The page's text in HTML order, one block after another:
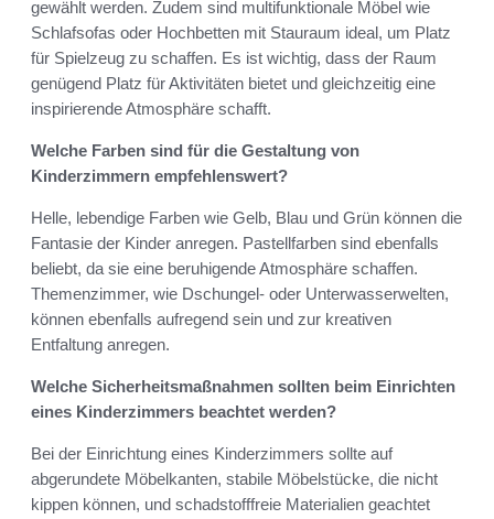
gewählt werden. Zudem sind multifunktionale Möbel wie
Schlafsofas oder Hochbetten mit Stauraum ideal, um Platz
für Spielzeug zu schaffen. Es ist wichtig, dass der Raum
genügend Platz für Aktivitäten bietet und gleichzeitig eine
inspirierende Atmosphäre schafft.
Welche Farben sind für die Gestaltung von
Kinderzimmern empfehlenswert?
Helle, lebendige Farben wie Gelb, Blau und Grün können die
Fantasie der Kinder anregen. Pastellfarben sind ebenfalls
beliebt, da sie eine beruhigende Atmosphäre schaffen.
Themenzimmer, wie Dschungel- oder Unterwasserwelten,
können ebenfalls aufregend sein und zur kreativen
Entfaltung anregen.
Welche Sicherheitsmaßnahmen sollten beim Einrichten
eines Kinderzimmers beachtet werden?
Bei der Einrichtung eines Kinderzimmers sollte auf
abgerundete Möbelkanten, stabile Möbelstücke, die nicht
kippen können, und schadstofffreie Materialien geachtet